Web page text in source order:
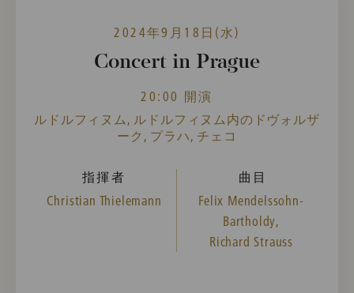
2024年9月18日(水)
Concert in Prague
20:00 開演
ルドルフィヌム, ルドルフィヌム内のドヴォルザ
ーク, プラハ, チェコ
指揮者
Christian Thielemann
曲目
Felix Mendelssohn-
Bartholdy,
Richard Strauss